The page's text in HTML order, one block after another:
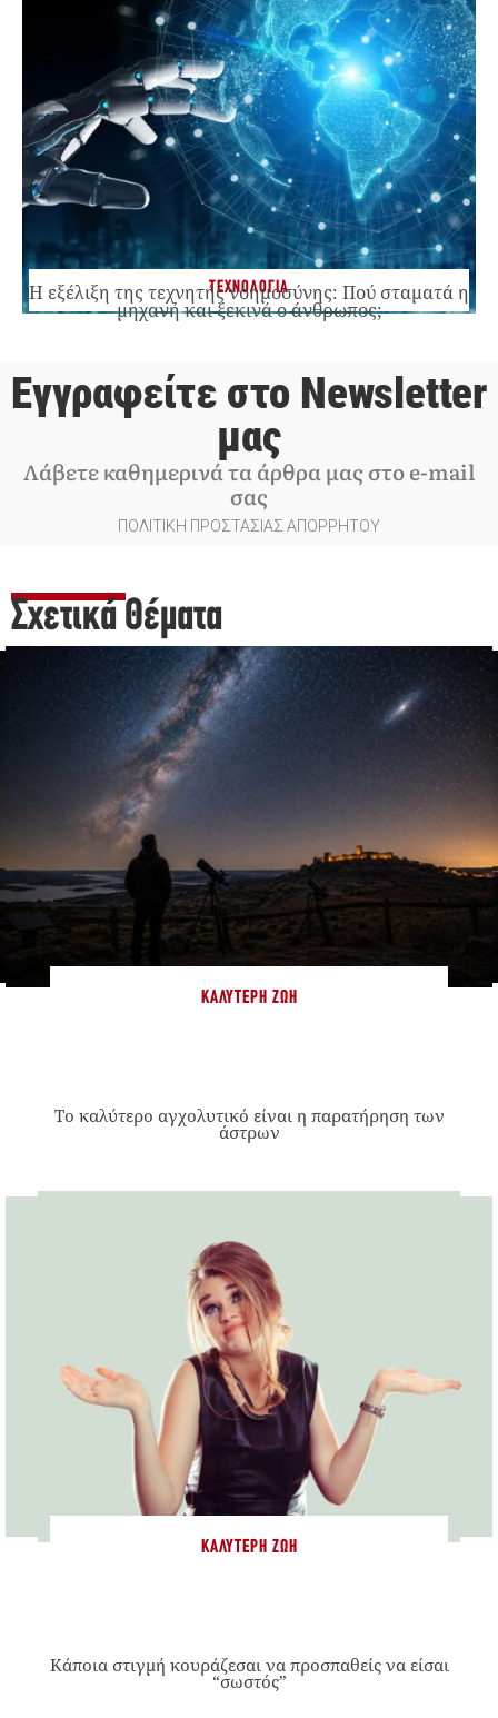
ΤΕΧΝΟΛΟΓΙΑ
Η εξέλιξη της τεχνητής νοημοσύνης: Πού σταματά η
μηχανή και ξεκινά ο άνθρωπος;
Εγγραφείτε στο Newsletter
μας
Λάβετε καθημερινά τα άρθρα μας στο e-mail
σας
ΠΟΛΙΤΙΚΗ ΠΡΟΣΤΑΣΙΑΣ ΑΠΟΡΡΗΤΟΥ
Σχετικά Θέματα
ΚΑΛΎΤΕΡΗ ΖΩΉ
Το καλύτερο αγχολυτικό είναι η παρατήρηση των
άστρων
ΚΑΛΎΤΕΡΗ ΖΩΉ
Κάποια στιγμή κουράζεσαι να προσπαθείς να είσαι
“σωστός”